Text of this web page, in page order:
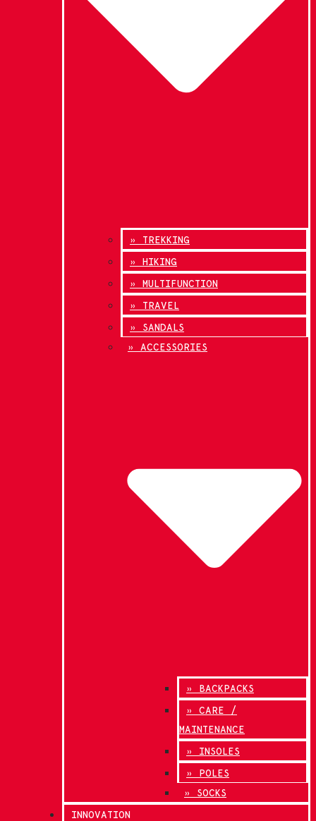
» TREKKING
» HIKING
» MULTIFUNCTION
» TRAVEL
» SANDALS
» ACCESSORIES
» BACKPACKS
» CARE /
MAINTENANCE
» INSOLES
» POLES
» SOCKS
INNOVATION